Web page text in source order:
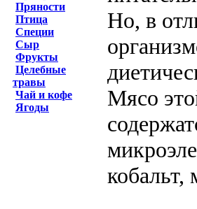
Пряности
Птица
Специи
Сыр
Фрукты
Целебные
травы
Чай и кофе
Ягоды
Но, в
Мясо